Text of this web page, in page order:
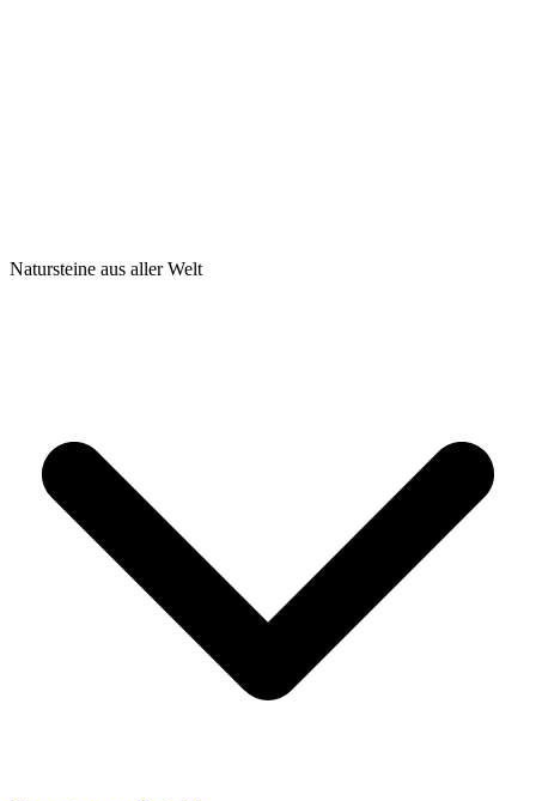
Natursteine aus aller Welt